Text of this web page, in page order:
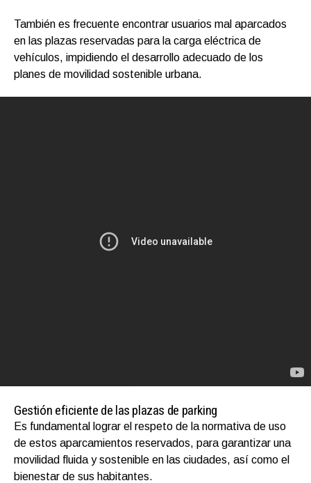
También es frecuente encontrar usuarios mal aparcados
en las plazas reservadas para la carga eléctrica de
vehículos, impidiendo el desarrollo adecuado de los
planes de movilidad sostenible urbana.
Gestión eficiente de las plazas de parking
Es fundamental lograr el respeto de la normativa de uso
de estos aparcamientos reservados, para garantizar una
movilidad fluida y sostenible en las ciudades, así como el
bienestar de sus habitantes.